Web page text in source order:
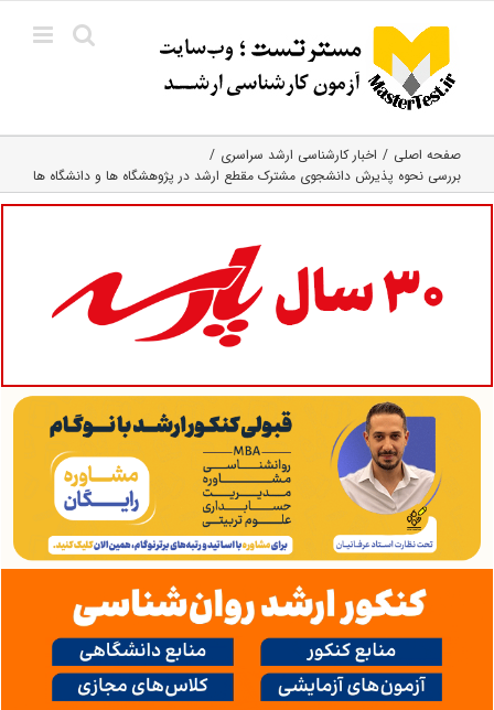
content
صفحه اصلی
اخبار کارشناسی ارشد سراسری
بررسی نحوه پذیرش دانشجوی مشترک مقطع ارشد در پژوهشگاه ها و دانشگاه ها